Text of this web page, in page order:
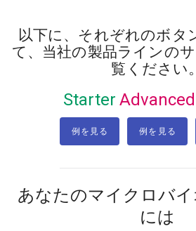
以下に、それぞれのボタ
て、当社の製品ラインの
覧ください。
Starter
例を見る
Advanced
例を見る
あなたのマイクロバ
には